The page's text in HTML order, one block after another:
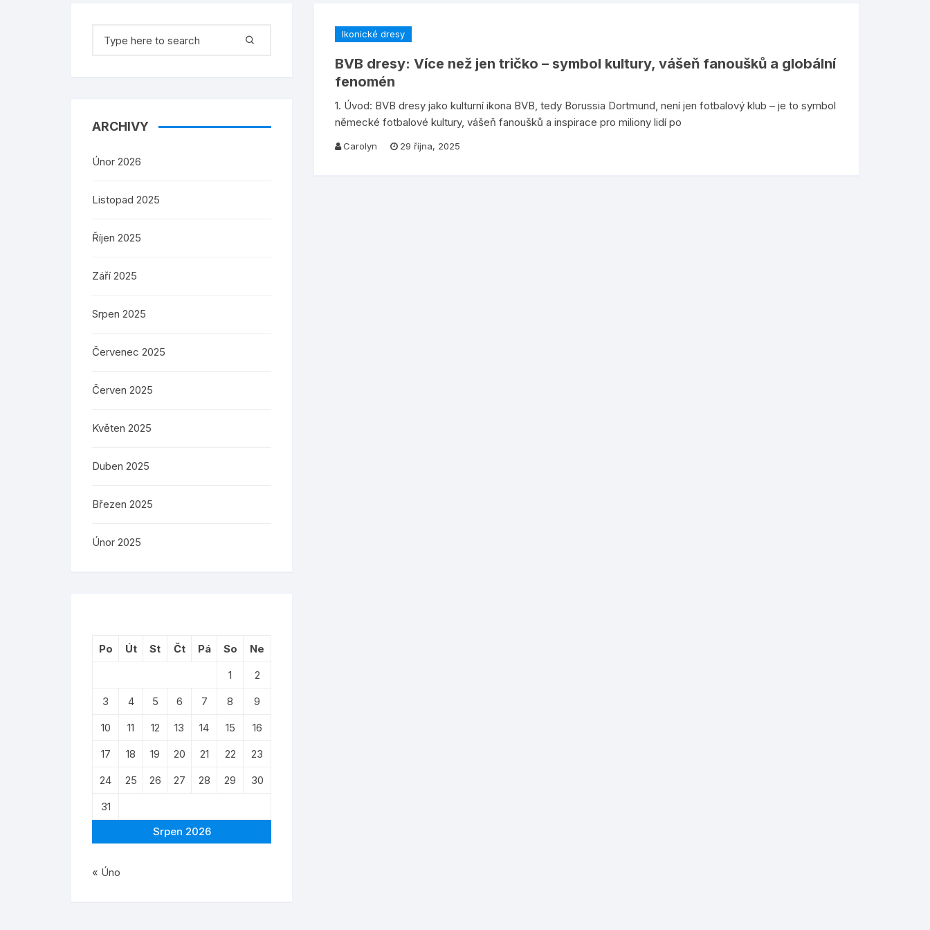
Ikonické dresy
BVB dresy: Více než jen tričko – symbol kultury, vášeň fanoušků a globální
fenomén
1. Úvod: BVB dresy jako kulturní ikona BVB, tedy Borussia Dortmund, není jen fotbalový klub – je to symbol
německé fotbalové kultury, vášeň fanoušků a inspirace pro miliony lidí po
Carolyn 29 října, 2025
for:
ARCHIVY
Únor 2026
Listopad 2025
Říjen 2025
Září 2025
Srpen 2025
Červenec 2025
Červen 2025
Květen 2025
Duben 2025
Březen 2025
Únor 2025
Srpen 2026
Po Út St Čt Pá So
Ne
1
2
3
4 5 6 7 8
9
10
11 12 13 14 15
16
17
18 19 20 21 22
23
24
25 26 27 28 29
30
31
« Úno